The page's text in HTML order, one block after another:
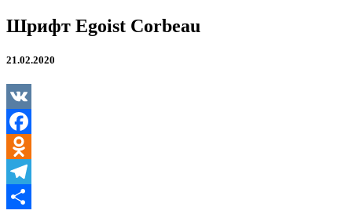
Шрифт
Egoist
Шрифт Egoist Corbeau
21.02.2020
VK
Facebook
Odnoklassniki
Telegram